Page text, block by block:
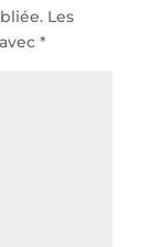
Les
*